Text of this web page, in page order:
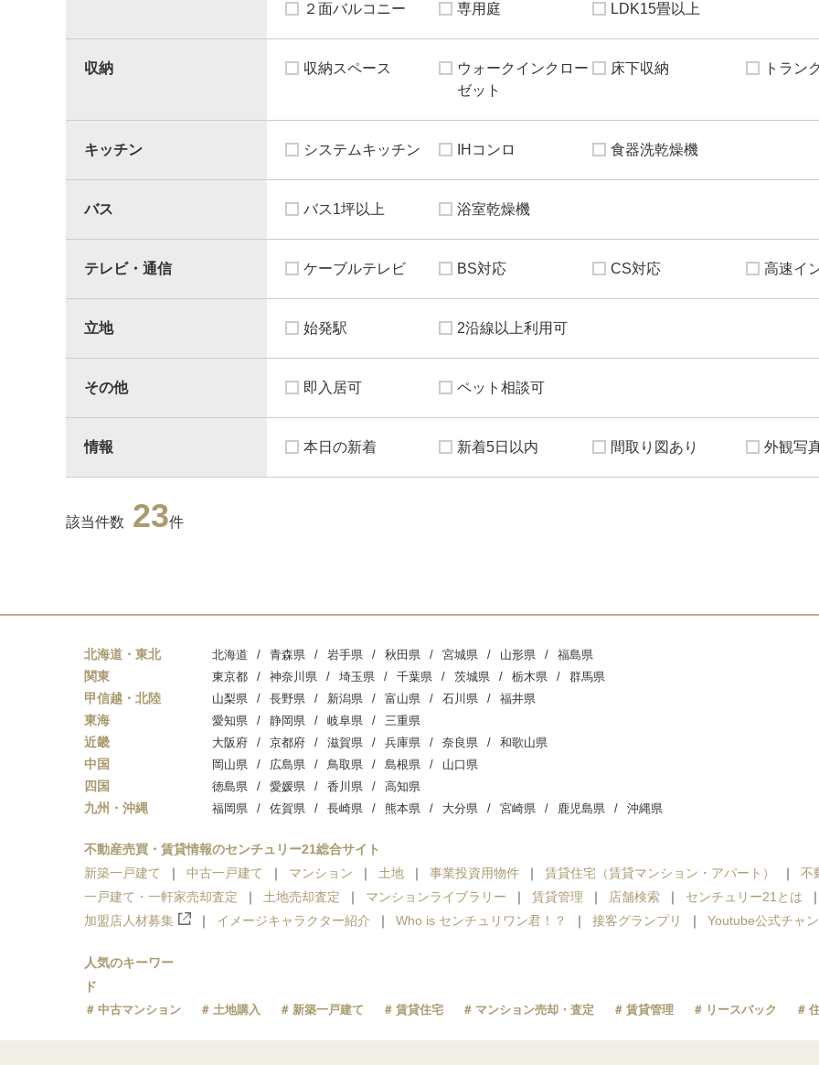
２面バルコニー
専用庭 LDK15畳以上
収納 収納スペース
ウォークインクロー
ゼット
床下収納 トラン
キッチン システムキッチン IHコンロ 食器洗乾燥機
バス バス1坪以上 浴室乾燥機
テレビ・通信 ケーブルテレビ BS対応 CS対応 高速イ
立地 始発駅 2沿線以上利用可
その他 即入居可 ペット相談可
情報 本日の新着 新着5日以内 間取り図あり 外観写
該当件数 23件
北海道・東北 北海道 青森県 岩手県 秋田県 宮城県 山形県 福島県
関東 東京都 神奈川県 埼玉県 千葉県 茨城県 栃木県 群馬県
甲信越・北陸 山梨県 長野県 新潟県 富山県 石川県 福井県
東海 愛知県 静岡県 岐阜県 三重県
近畿 大阪府 京都府 滋賀県 兵庫県 奈良県 和歌山県
中国 岡山県 広島県 鳥取県 島根県 山口県
四国 徳島県 愛媛県 香川県 高知県
九州・沖縄 福岡県 佐賀県 長崎県 熊本県 大分県 宮崎県 鹿児島県 沖縄県
不動産売買・賃貸情報のセンチュリー21総合サイト
新築一戸建て
中古一戸建て マンション 土地 事業投資用物件 賃貸住宅（賃貸マンション・アパート） 不
一戸建て・一軒家売却査定
土地売却査定 マンションライブラリー 賃貸管理 店舗検索 センチュリー21とは
加盟店人材募集
イメージキャラクター紹介 Who is センチュリワン君！？ 接客グランプリ Youtube公式チャ
人気のキーワー
ド
中古マンション 土地購入 新築一戸建て 賃貸住宅 マンション売却・査定 賃貸管理 リースバック